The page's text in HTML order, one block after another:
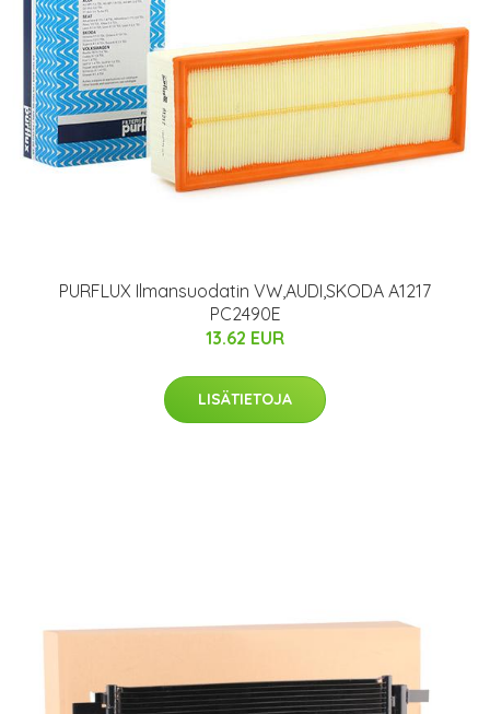
PURFLUX Ilmansuodatin VW,AUDI,SKODA A1217
PC2490E
13.62 EUR
LISÄTIETOJA